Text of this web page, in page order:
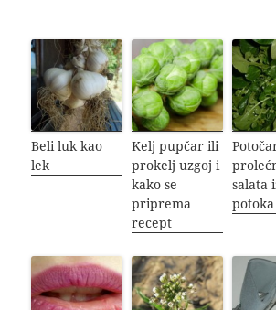
Beli luk kao
lek
Kelj pupčar ili
prokelj uzgoj i
kako se
priprema
recept
salata
potoka